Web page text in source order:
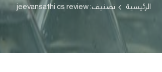
الرئيسية تصنيف: jeevansathi cs review